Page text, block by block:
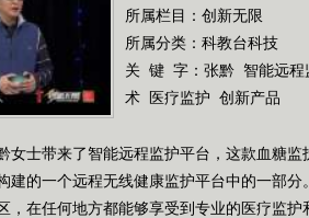
所属栏目： 创新无限
所属分类：科教台科技
关 键 字： 张黔 智能远程
术
医疗监护 创新产品
女士带来了智能远程监护平台，这款血糖
建的一个远程无线健康监护平台中的一部
，在任何地方都能够享受到专业的医疗监